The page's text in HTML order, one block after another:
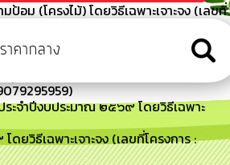
อม (โครงไม้) โดยวิธีเฉพาะเจาะจง (เลขที่
จ้างภาครัฐด้วยอิเล็กทรอนิกส์ (แบบ สขร
บาลเทศบาลตำบลขามป้อม) ประจำ
ระจำปีงบประมาณ ๒๕๖๙ โดยวิธีเฉพาะ
วิธีเฉพาะเจาะจง (เลขที่โครงการ :